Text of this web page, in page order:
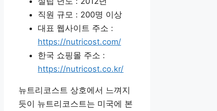
직원 규모 : 200명 이상
대표 웹사이트 주소 :
https://nutricost.com/
한국 쇼핑몰 주소 :
https://nutricost.co.kr/
뉴트리코스트 상호에서 느껴지
듯이 뉴트리코스트는 미국에 본